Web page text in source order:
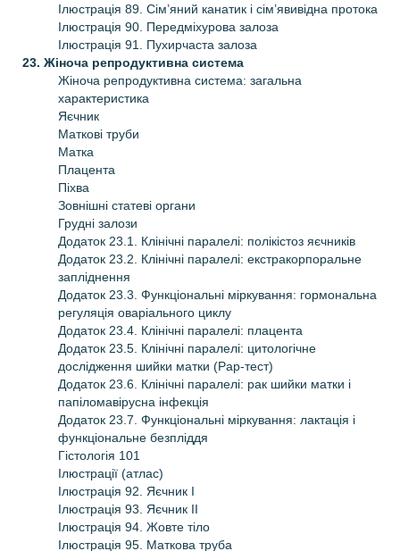
Ілюстрація 89. Сім’яний канатик і сім’явивідна протока
Ілюстрація 90. Передміхурова залоза
Ілюстрація 91. Пухирчаста залоза
23. Жіноча репродуктивна система
Жіноча репродуктивна система: загальна
характеристика
Яєчник
Маткові труби
Матка
Плацента
Піхва
Зовнішні статеві органи
Грудні залози
Додаток 23.1. Клінічні паралелі: полікістоз яєчників
Додаток 23.2. Клінічні паралелі: екстракорпоральне
запліднення
Додаток 23.3. Функціональні міркування: гормональна
регуляція оваріального циклу
Додаток 23.4. Клінічні паралелі: плацента
Додаток 23.5. Клінічні паралелі: цитологічне
дослідження шийки матки (Рар-тест)
Додаток 23.6. Клінічні паралелі: рак шийки матки і
папіломавірусна інфекція
Додаток 23.7. Функціональні міркування: лактація і
функціональне безпліддя
Гістологія 101
Ілюстрації (атлас)
Ілюстрація 92. Яєчник І
Ілюстрація 93. Яєчник ІІ
Ілюстрація 94. Жовте тіло
Ілюстрація 95. Маткова труба